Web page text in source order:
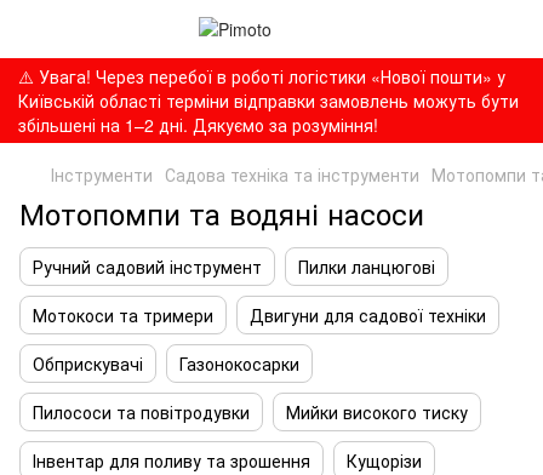
⚠️ Увага! Через перебої в роботі логістики «Нової пошти» у
Київській області терміни відправки замовлень можуть бути
збільшені на 1–2 дні. Дякуємо за розуміння!
Інструменти Садова техніка та інструменти Мотопомпи
Мотопомпи та водяні насоси
Ручний садовий інструмент
Пилки ланцюгові
Мотокоси та тримери
Двигуни для садової техніки
Обприскувачі
Газонокосарки
Пилососи та повітродувки
Мийки високого тиску
Інвентар для поливу та зрошення
Кущорізи